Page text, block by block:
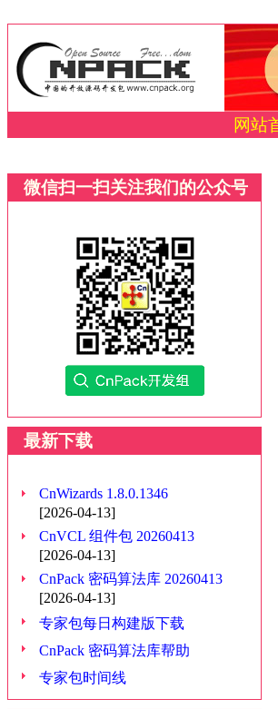
网站
微信扫一扫关注我们的公众号
最新下载
CnWizards 1.8.0.1346
[2026-04-13]
CnVCL 组件包 20260413
[2026-04-13]
CnPack 密码算法库 20260413
[2026-04-13]
专家包每日构建版下载
CnPack 密码算法库帮助
专家包时间线